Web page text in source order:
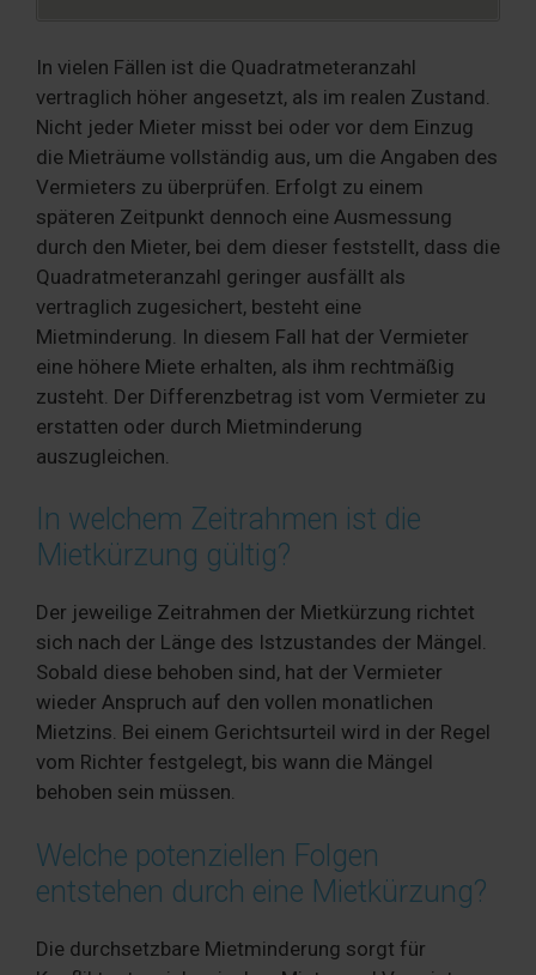
In vielen Fällen ist die Quadratmeteranzahl
vertraglich höher angesetzt, als im realen Zustand.
Nicht jeder Mieter misst bei oder vor dem Einzug
die Mieträume vollständig aus, um die Angaben des
Vermieters zu überprüfen. Erfolgt zu einem
späteren Zeitpunkt dennoch eine Ausmessung
durch den Mieter, bei dem dieser feststellt, dass die
Quadratmeteranzahl geringer ausfällt als
vertraglich zugesichert, besteht eine
Mietminderung. In diesem Fall hat der Vermieter
eine höhere Miete erhalten, als ihm rechtmäßig
zusteht. Der Differenzbetrag ist vom Vermieter zu
erstatten oder durch Mietminderung
auszugleichen.
In welchem Zeitrahmen ist die
Mietkürzung gültig?
Der jeweilige Zeitrahmen der Mietkürzung richtet
sich nach der Länge des Istzustandes der Mängel.
Sobald diese behoben sind, hat der Vermieter
wieder Anspruch auf den vollen monatlichen
Mietzins. Bei einem Gerichtsurteil wird in der Regel
vom Richter festgelegt, bis wann die Mängel
behoben sein müssen.
Welche potenziellen Folgen
entstehen durch eine Mietkürzung?
Die durchsetzbare Mietminderung sorgt für